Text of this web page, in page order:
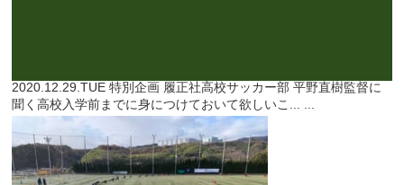
2020.12.29.TUE 特別企画 履正社高校サッカー部 平野直樹監督に
聞く高校入学前までに身につけておいて欲しいこ...